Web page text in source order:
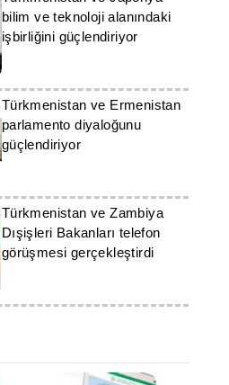
bilim ve teknoloji alanındaki
işbirliğini güçlendiriyor
Türkmenistan ve Ermenistan
parlamento diyaloğunu
güçlendiriyor
Türkmenistan ve Zambiya
Dışişleri Bakanları telefon
görüşmesi gerçekleştirdi